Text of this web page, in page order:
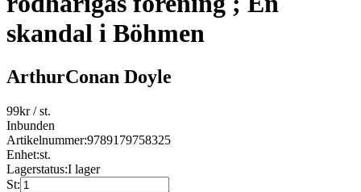
skandal i Böhmen
ArthurConan Doyle
99kr/ st.
Inbunden
Artikelnummer:9789179758325
Enhet:st.
Lagerstatus:I lager
St: